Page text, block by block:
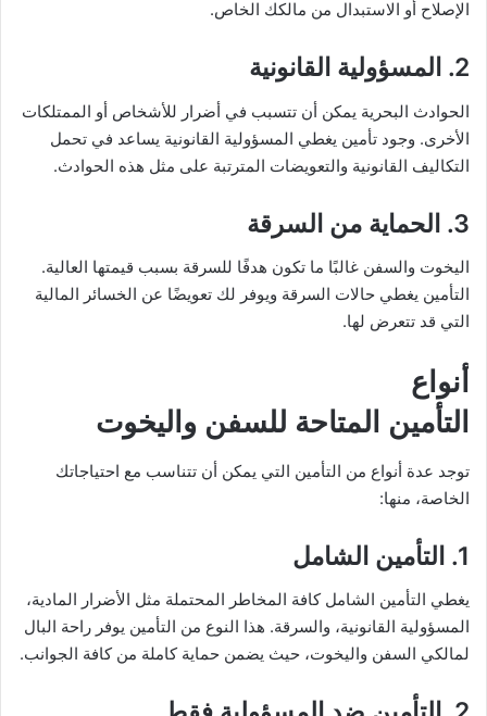
الإصلاح أو الاستبدال من مالكك الخاص.
2. المسؤولية القانونية
الحوادث البحرية يمكن أن تتسبب في أضرار للأشخاص أو الممتلكات
الأخرى. وجود تأمين يغطي المسؤولية القانونية يساعد في تحمل
التكاليف القانونية والتعويضات المترتبة على مثل هذه الحوادث.
3. الحماية من السرقة
اليخوت والسفن غالبًا ما تكون هدفًا للسرقة بسبب قيمتها العالية.
التأمين يغطي حالات السرقة ويوفر لك تعويضًا عن الخسائر المالية
التي قد تتعرض لها.
أنواع
التأمين المتاحة للسفن واليخوت
توجد عدة أنواع من التأمين التي يمكن أن تتناسب مع احتياجاتك
الخاصة، منها:
1. التأمين الشامل
يغطي التأمين الشامل كافة المخاطر المحتملة مثل الأضرار المادية،
المسؤولية القانونية، والسرقة. هذا النوع من التأمين يوفر راحة البال
لمالكي السفن واليخوت، حيث يضمن حماية كاملة من كافة الجوانب.